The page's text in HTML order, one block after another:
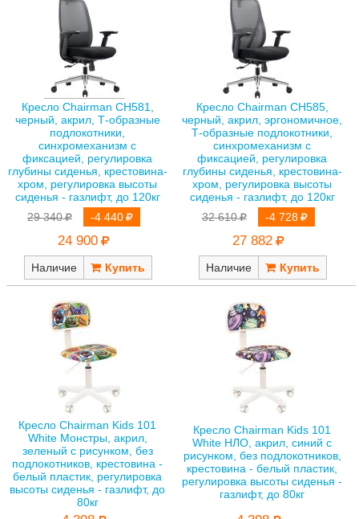
Кресло Chairman CH581,
черный, акрил, Т-образные
подлокотники,
синхромеханизм с
фиксацией, регулировка
глубины сиденья, крестовина-
хром, регулировка высоты
сиденья - газлифт, до 120кг
29 340
-4 440
24 900
Наличие
Кресло Chairman CH585,
черный, акрил, эргономичное,
Т-образные подлокотники,
синхромеханизм с
фиксацией, регулировка
глубины сиденья, крестовина-
хром, регулировка высоты
сиденья - газлифт, до 120кг
32 610
-4 728
27 882
Наличие
Кресло Chairman Kids 101
White Монстры, акрил,
зеленый с рисунком, без
подлокотников, крестовина -
белый пластик, регулировка
высоты сиденья - газлифт, до
80кг
Кресло Chairman Kids 101
White НЛО, акрил, синий с
рисунком, без подлокотников,
крестовина - белый пластик,
регулировка высоты сиденья -
газлифт, до 80кг